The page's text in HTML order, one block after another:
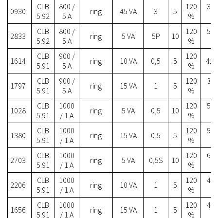
0930
CLB
5.92
800 /
5 A
ring 45 VA 3 5
120
%
2833
CLB
5.92
800 /
5 A
ring 5 VA 5P 10
120
%
1614
CLB
5.91
900 /
5 A
ring 10 VA 0,5 5
120
%
1797
CLB
5.91
900 /
5 A
ring 15 VA 1 5
120
%
1028
CLB
5.91
1000
/ 1 A
ring 5 VA 0,5 10
120
%
1380
CLB
5.91
1000
/ 1 A
ring 15 VA 0,5 5
120
%
2703
CLB
5.91
1000
/ 1 A
ring 5 VA 0,5S 10
120
%
2206
CLB
5.91
1000
/ 1 A
ring 10 VA 1 5
120
%
1656
CLB
5.91
1000
/ 1 A
ring 15 VA 1 5
120
%